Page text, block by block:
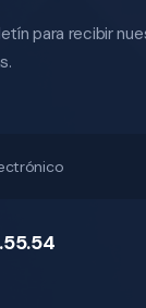
para recibir